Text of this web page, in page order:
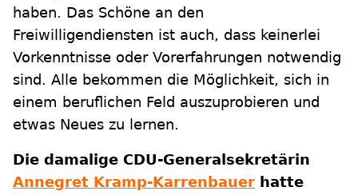
haben. Das Schöne an den
Freiwilligendiensten ist auch, dass keinerlei
Vorkenntnisse oder Vorerfahrungen notwendig
sind. Alle bekommen die Möglichkeit, sich in
einem beruflichen Feld auszuprobieren und
etwas Neues zu lernen.
Die damalige CDU-Generalsekretärin
Annegret Kramp-Karrenbauer hatte